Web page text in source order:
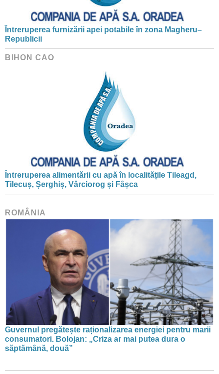
Întreruperea furnizării apei potabile în zona Magheru–
Republicii
BIHON CAO
Întreruperea alimentării cu apă în localitățile Tileagd,
Tilecuș, Șerghiș, Vârciorog și Fâșca
ROMÂNIA
Guvernul pregătește raționalizarea energiei pentru marii
consumatori. Bolojan: „Criza ar mai putea dura o
săptămână, două”